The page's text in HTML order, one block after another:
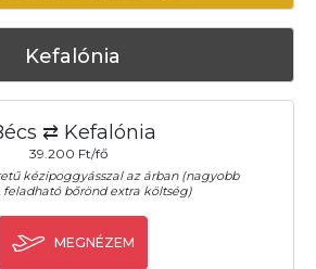
Kefalónia
⇄ Kefalónia
39.200 Ft/fő
kézipoggyásszal az árban (nagyobb
feladható bőrönd extra költség)
MEGNÉZEM